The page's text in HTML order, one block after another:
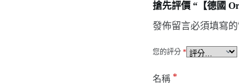
搶先評價 “【德國
發佈留言必須填寫
您的評分 *
名稱 *